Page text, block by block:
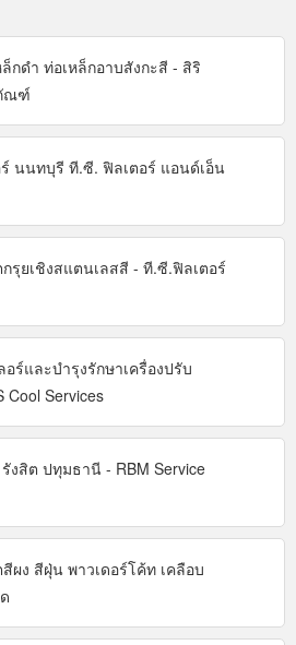
กดำ ท่อเหล็กอาบสังกะสี - สิริ
ณฑ์
ร์ นนทบุรี ที.ซี. ฟิลเตอร์ แอนด์เอ็น
รุยเชิงสแตนเลสสี - ที.ซี.ฟิลเตอร์
ร์และบำรุงรักษาเครื่องปรับ
Cool Services
งสิต ปทุมธานี - RBM Service
ผง สีฝุ่น พาวเดอร์โค้ท เคลือบ